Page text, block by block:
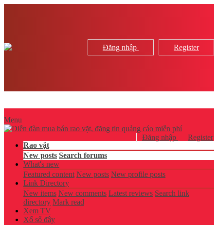
Đăng nhập Register
Menu
Đăng nhập
Register
Rao vặt
New posts Search forums
What's new
Featured content New posts New profile posts
Link Directory
New items New comments Latest reviews Search link
directory Mark read
Xem TV
Xổ số đây